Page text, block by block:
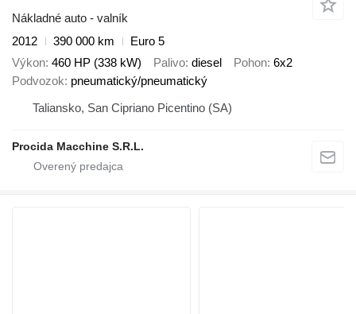
Nákladné auto - valník
2012
390 000 km
Euro 5
Výkon 460 HP (338 kW) Palivo diesel Pohon 6x2
Podvozok pneumatický/pneumatický
Taliansko, San Cipriano Picentino (SA)
Procida Macchine S.R.L.